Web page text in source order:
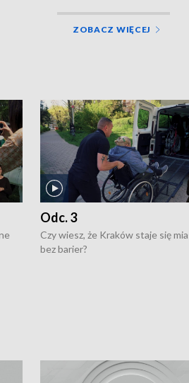
ZOBACZ WIĘCEJ
Odc. 3
Czy wiesz, że Kraków staje się
bez barier?